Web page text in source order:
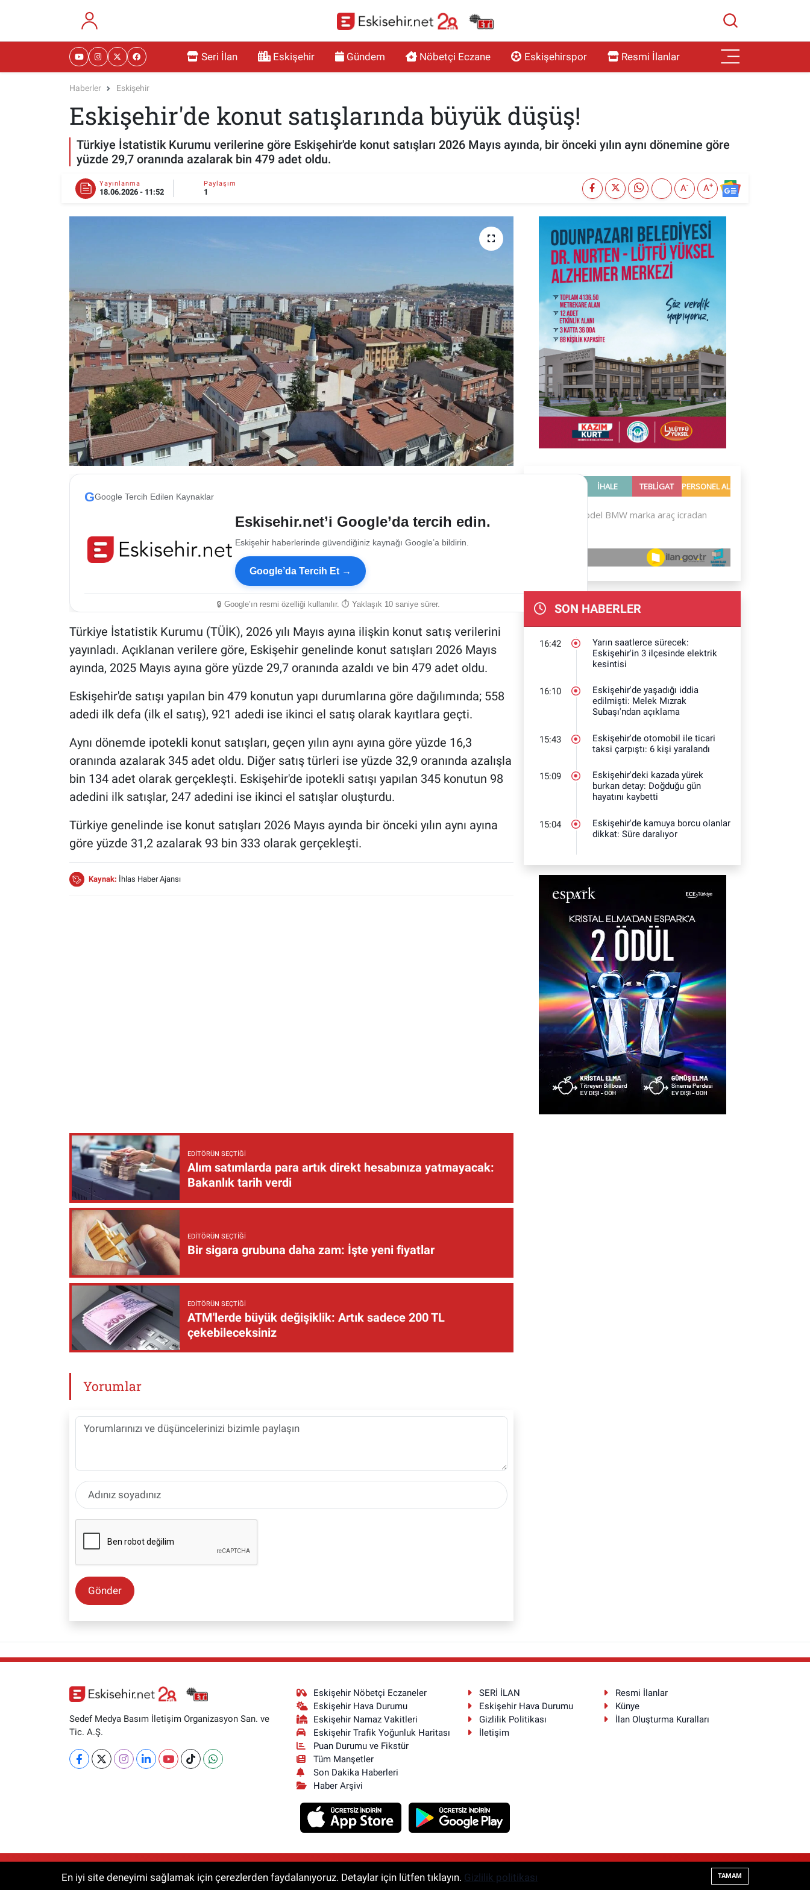
Seri İlan Eskişehir Gündem Nöbetçi Eczane Eskişehirspor Resmi İlanlar
Haberler Eskişehir
Eskişehir'de konut satışlarında büyük düşüş!
Türkiye İstatistik Kurumu verilerine göre Eskişehir'de konut satışları 2026 Mayıs ayında, bir önceki yılın aynı dönemine göre
yüzde 29,7 oranında azalarak bin 479 adet oldu.
Yayınlanma
18.06.2026 - 11:52
Paylaşım
1 A- A+
GGoogle Tercih Edilen Kaynaklar
Eskisehir.net’i Google’da tercih edin.
Eskişehir haberlerinde güvendiğiniz kaynağı Google’a bildirin.
Google’da Tercih Et →
🔒 Google’ın resmi özelliği kullanılır. ⏱ Yaklaşık 10 saniye sürer.
Türkiye İstatistik Kurumu (TÜİK), 2026 yılı Mayıs ayına ilişkin konut satış verilerini
yayınladı. Açıklanan verilere göre, Eskişehir genelinde konut satışları 2026 Mayıs
ayında, 2025 Mayıs ayına göre yüzde 29,7 oranında azaldı ve bin 479 adet oldu.
Eskişehir'de satışı yapılan bin 479 konutun yapı durumlarına göre dağılımında; 558
adedi ilk defa (ilk el satış), 921 adedi ise ikinci el satış olarak kayıtlara geçti.
Aynı dönemde ipotekli konut satışları, geçen yılın aynı ayına göre yüzde 16,3
oranında azalarak 345 adet oldu. Diğer satış türleri ise yüzde 32,9 oranında azalışla
bin 134 adet olarak gerçekleşti. Eskişehir'de ipotekli satışı yapılan 345 konutun 98
adedini ilk satışlar, 247 adedini ise ikinci el satışlar oluşturdu.
Türkiye genelinde ise konut satışları 2026 Mayıs ayında bir önceki yılın aynı ayına
göre yüzde 31,2 azalarak 93 bin 333 olarak gerçekleşti.
Kaynak: İhlas Haber Ajansı
EDITÖRÜN SEÇTIĞI
Alım satımlarda para artık direkt hesabınıza yatmayacak:
Bakanlık tarih verdi
EDITÖRÜN SEÇTIĞI
Bir sigara grubuna daha zam: İşte yeni fiyatlar
EDITÖRÜN SEÇTIĞI
ATM'lerde büyük değişiklik: Artık sadece 200 TL
çekebileceksiniz
Yorumlar
Gönder
SON HABERLER
16:42
Yarın saatlerce sürecek:
Eskişehir'in 3 ilçesinde elektrik
kesintisi
16:10
Eskişehir'de yaşadığı iddia
edilmişti: Melek Mızrak
Subaşı'ndan açıklama
15:43
Eskişehir'de otomobil ile ticari
taksi çarpıştı: 6 kişi yaralandı
15:09
Eskişehir'deki kazada yürek
burkan detay: Doğduğu gün
hayatını kaybetti
15:04
Eskişehir'de kamuya borcu olanlar
dikkat: Süre daralıyor
Sedef Medya Basım İletişim Organizasyon San. ve
Tic. A.Ş.
Eskişehir Nöbetçi Eczaneler
Eskişehir Hava Durumu
Eskişehir Namaz Vakitleri
Eskişehir Trafik Yoğunluk Haritası
Puan Durumu ve Fikstür
Tüm Manşetler
Son Dakika Haberleri
Haber Arşivi
SERİ İLAN
Resmi İlanlar
Eskişehir Hava Durumu
Künye
Gizlilik Politikası
İlan Oluşturma Kuralları
İletişim
RSS Copyright © 2026. Her hakkı saklıdır. TE Bilişim
En iyi site deneyimi sağlamak için çerezlerden faydalanıyoruz. Detaylar için lütfen tıklayın. Gizlilik politikası TAMAM
RESMİ İLANLAR
SAĞLIK
MAGAZİN
ESKİŞEHİR NÖBETÇİ ECZANELER
Eskişehir Haber İçerikleri
Eskişehir Hava Durumu
Eskişehir Tramvay Saatleri
Eskişehir Otobüs Saatleri
Eskişehir Nöbetçi Eczaneler
Eskişehir Namaz Vakitleri
Eskişehir Trafik Yoğunluk Haritası
Süper Lig Puan Durumu ve Fikstür
Tüm Manşetler